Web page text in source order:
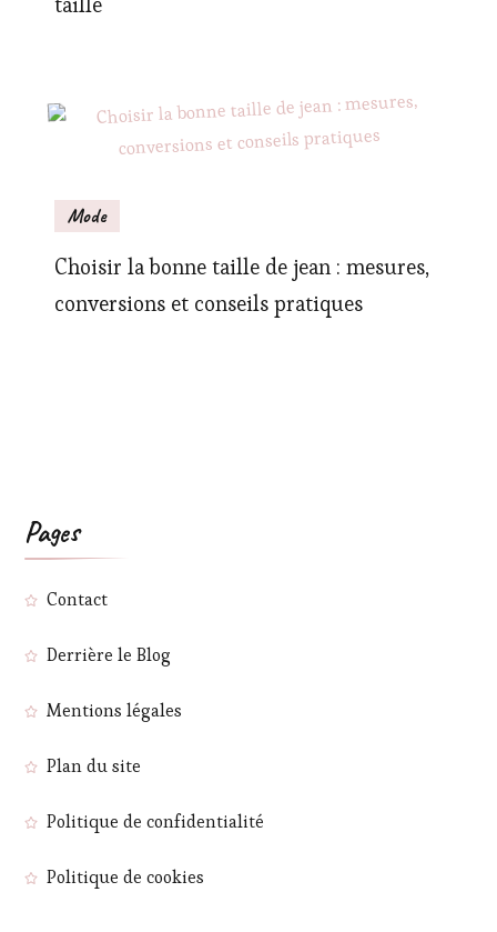
Mode
Choisir la bonne taille de jean : mesures,
conversions et conseils pratiques
Pages
Contact
Derrière le Blog
Mentions légales
Plan du site
Politique de confidentialité
Politique de cookies